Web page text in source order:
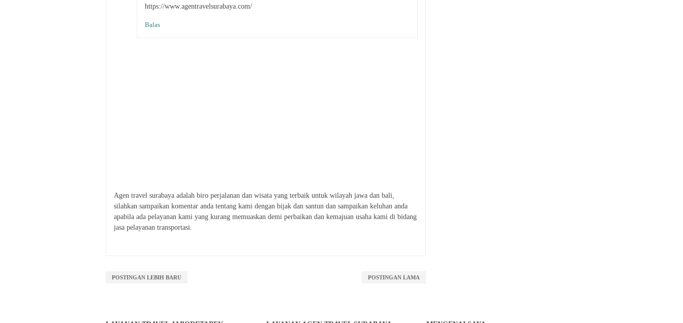
https://www.agentravelsurabaya.com/
Balas
Agen travel surabaya adalah biro perjalanan dan wisata yang terbaik untuk wilayah jawa dan bali,
silahkan sampaikan komentar anda tentang kami dengan bijak dan santun dan sampaikan keluhan anda
apabila ada pelayanan kami yang kurang memuaskan demi perbaikan dan kemajuan usaha kami di bidang
jasa pelayanan transportasi.
POSTINGAN LEBIH BARU POSTINGAN LAMA